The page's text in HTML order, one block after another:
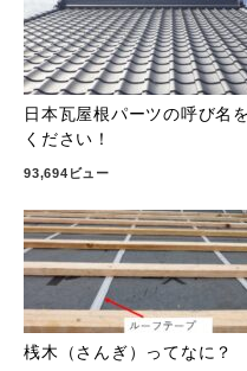
日本瓦屋根パーツの呼び名
ください！
93,694ビュー
桟木（さんぎ）ってなに